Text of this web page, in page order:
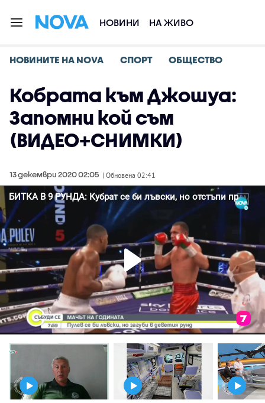
НОВИНИ НА ЖИВО
НОВИНИТЕ НА NOVA СПОРТ ОБЩЕСТВО
Кобрата към Джошуа:
Запомни кой съм
(ВИДЕО+СНИМКИ)
13 декември 2020 02:05 | Обновена 02:41